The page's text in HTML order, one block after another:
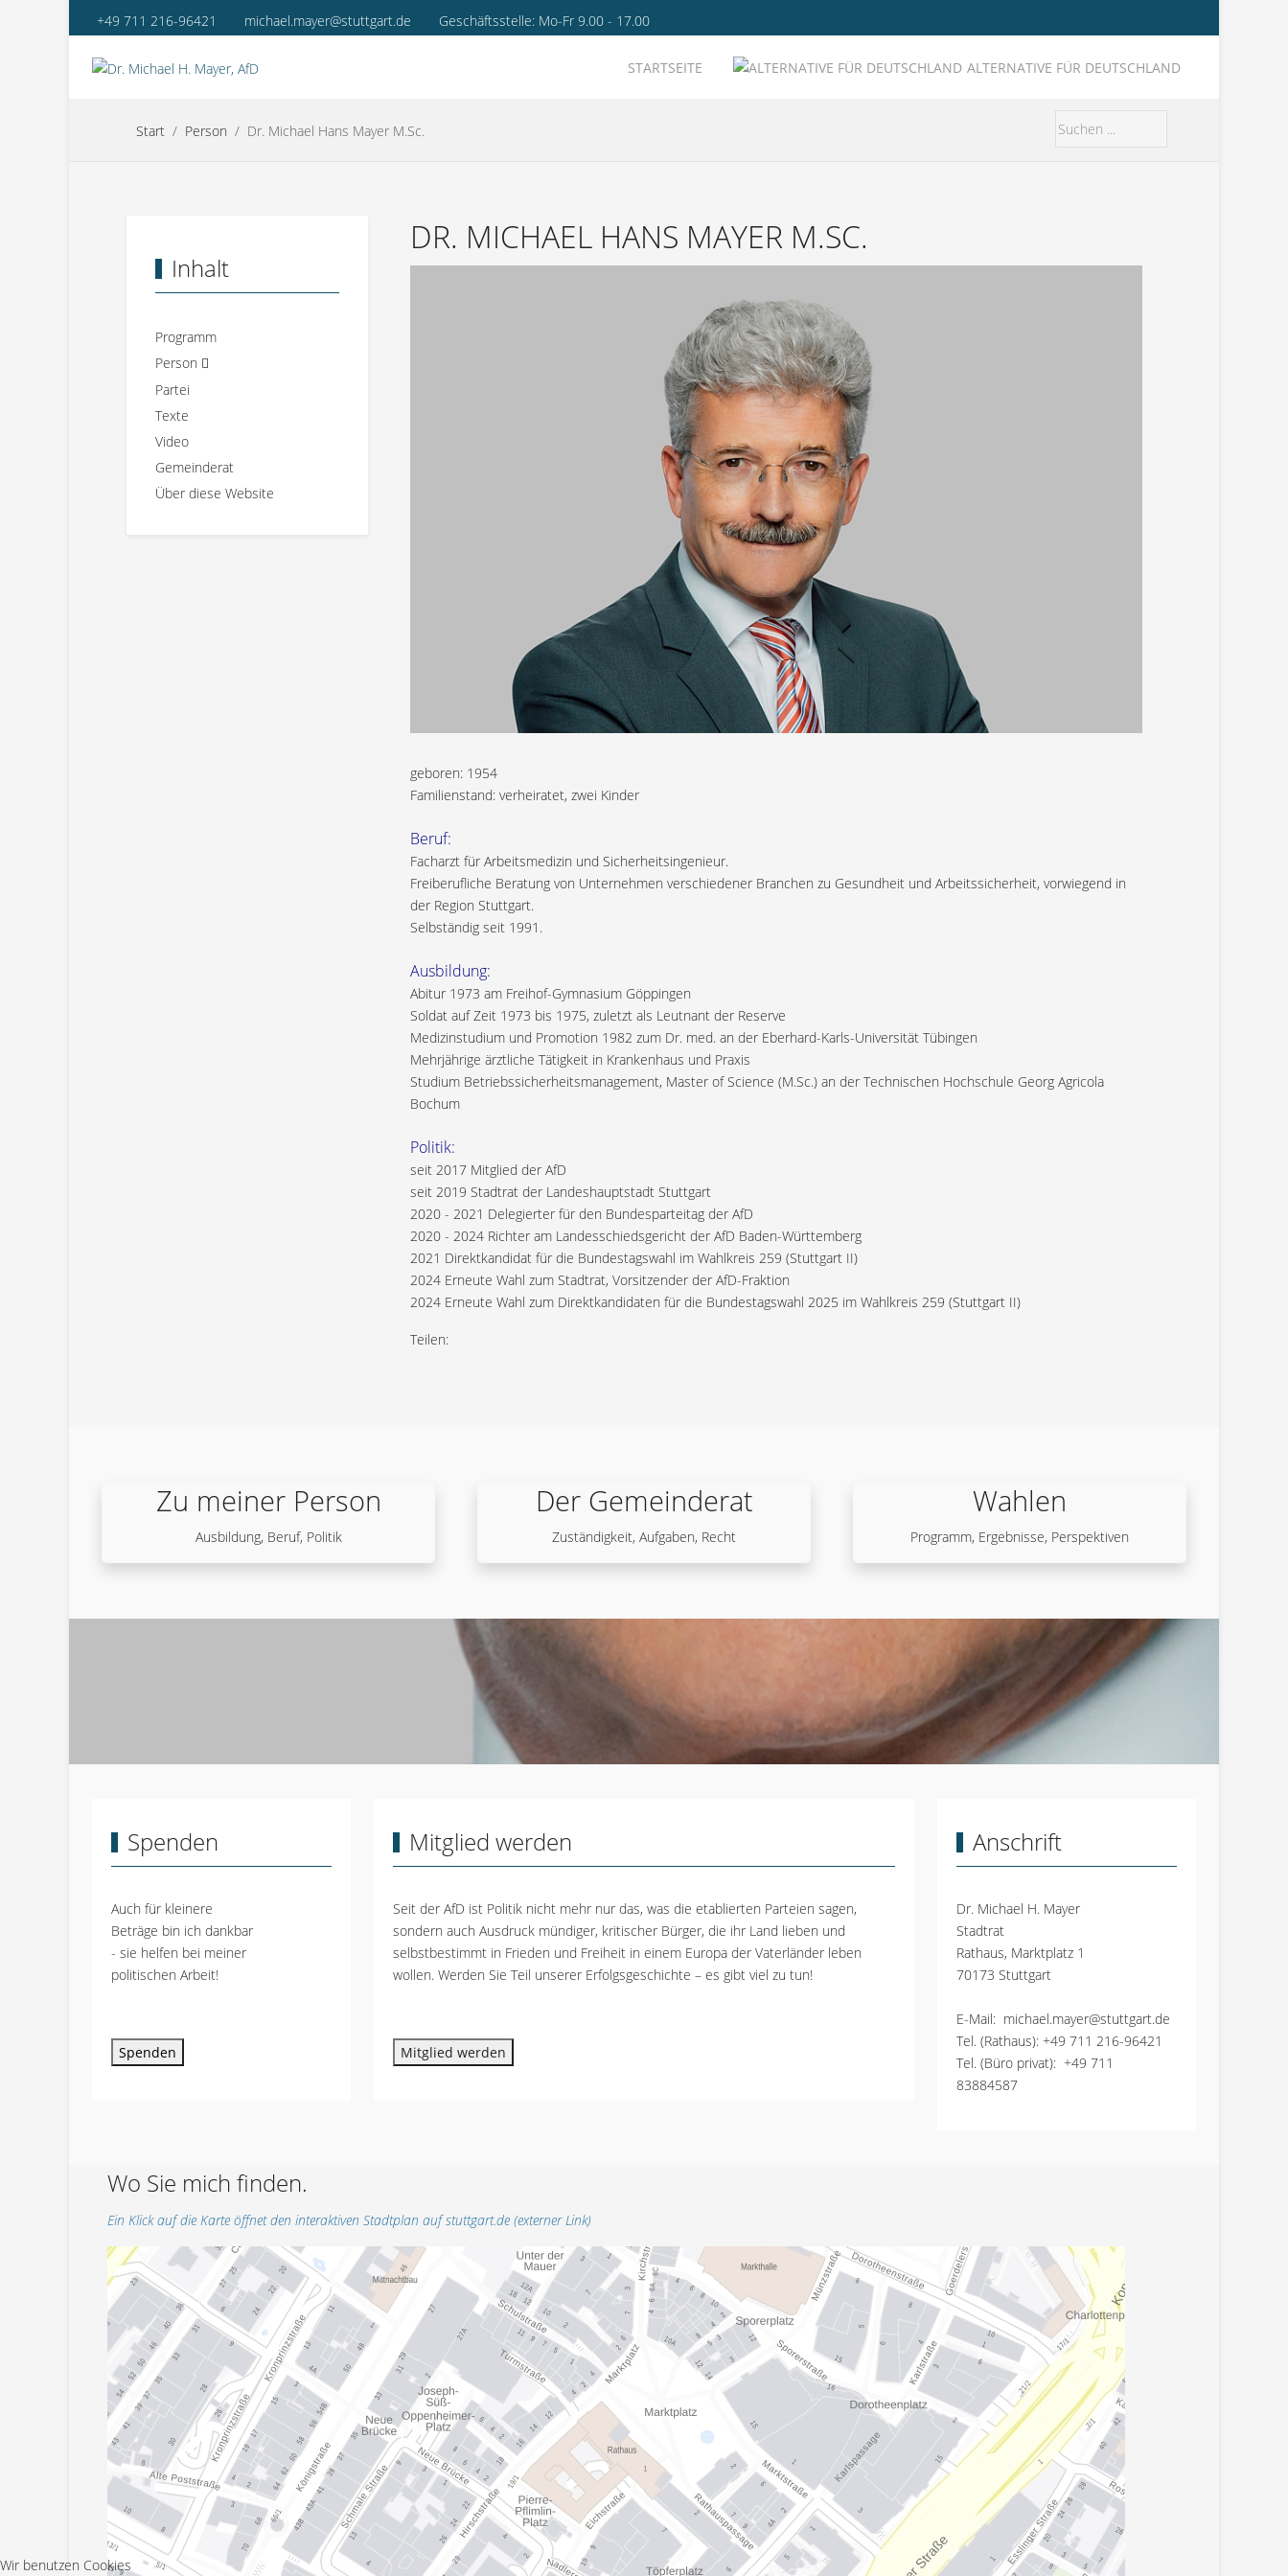
+49 711 216-96421 michael.mayer@stuttgart.de Geschäftsstelle: Mo-Fr 9.00 - 17.00
STARTSEITE ALTERNATIVE FÜR DEUTSCHLAND
Start Person Dr. Michael Hans Mayer M.Sc.
Inhalt
Programm
Person
Partei
Texte
Video
Gemeinderat
Über diese Website
DR. MICHAEL HANS MAYER M.SC.
geboren: 1954
Familienstand: verheiratet, zwei Kinder
Beruf:
Facharzt für Arbeitsmedizin und Sicherheitsingenieur.
Freiberufliche Beratung von Unternehmen verschiedener Branchen zu Gesundheit und Arbeitssicherheit, vorwiegend in
der Region Stuttgart.
Selbständig seit 1991.
Ausbildung:
Abitur 1973 am Freihof-Gymnasium Göppingen
Soldat auf Zeit 1973 bis 1975, zuletzt als Leutnant der Reserve
Medizinstudium und Promotion 1982 zum Dr. med. an der Eberhard-Karls-Universität Tübingen
Mehrjährige ärztliche Tätigkeit in Krankenhaus und Praxis
Studium Betriebssicherheitsmanagement, Master of Science (M.Sc.) an der Technischen Hochschule Georg Agricola
Bochum
Politik:
seit 2017 Mitglied der AfD
seit 2019 Stadtrat der Landeshauptstadt Stuttgart
2020 - 2021 Delegierter für den Bundesparteitag der AfD
2020 - 2024 Richter am Landesschiedsgericht der AfD Baden-Württemberg
2021 Direktkandidat für die Bundestagswahl im Wahlkreis 259 (Stuttgart II)
2024 Erneute Wahl zum Stadtrat, Vorsitzender der AfD-Fraktion
2024 Erneute Wahl zum Direktkandidaten für die Bundestagswahl 2025 im Wahlkreis 259 (Stuttgart II)
Teilen:
Zu meiner Person
Ausbildung, Beruf, Politik
Der Gemeinderat
Zuständigkeit, Aufgaben, Recht
Wahlen
Programm, Ergebnisse, Perspektiven
Spenden
Auch für kleinere
Beträge bin ich dankbar
- sie helfen bei meiner
politischen Arbeit!
Spenden
Mitglied werden
Seit der AfD ist Politik nicht mehr nur das, was die etablierten Parteien sagen,
sondern auch Ausdruck mündiger, kritischer Bürger, die ihr Land lieben und
selbstbestimmt in Frieden und Freiheit in einem Europa der Vaterländer leben
wollen. Werden Sie Teil unserer Erfolgsgeschichte – es gibt viel zu tun!
Mitglied werden
Anschrift
Dr. Michael H. Mayer
Stadtrat
Rathaus, Marktplatz 1
70173 Stuttgart
E-Mail: michael.mayer@stuttgart.de
Tel. (Rathaus): +49 711 216-96421
Tel. (Büro privat): +49 711
83884587
Wo Sie mich finden.
Ein Klick auf die Karte öffnet den interaktiven Stadtplan auf stuttgart.de (externer Link)
Wir benutzen Cookies